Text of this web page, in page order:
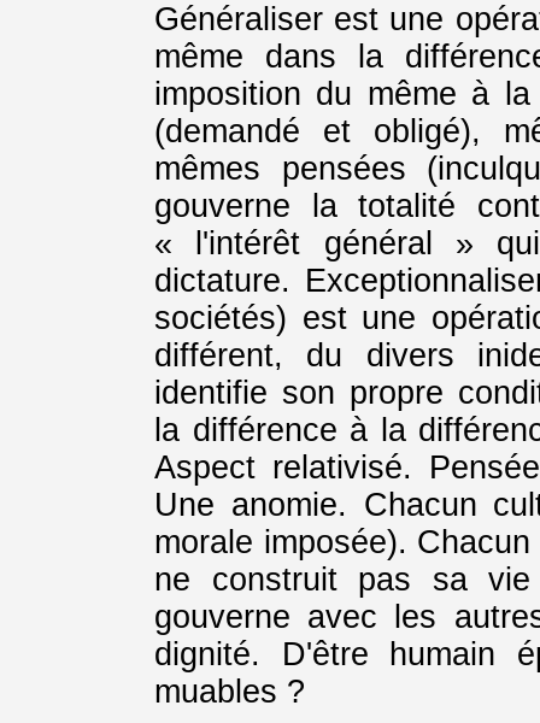
Généraliser est une
même dans la
imposition du même à
(demandé et obligé),
mêmes pensées
gouverne la totalité
« l'intérêt général »
dictature.
sociétés) est une
différent, du divers
identifie son propre
la différence à la
Aspect relativisé.
Une anomie. Chacun
morale imposée).
ne construit pas sa
gouverne avec les
dignité. D'être humain
muables ?